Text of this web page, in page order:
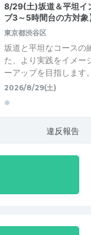
8/29(土)坂道＆平坦イ
ブ3～5時間台の方対象
東京都渋谷区
坂道と平坦なコースの
た、より実践をイメー
ーアップを目指しま
2026/8/29(土)
違反報告